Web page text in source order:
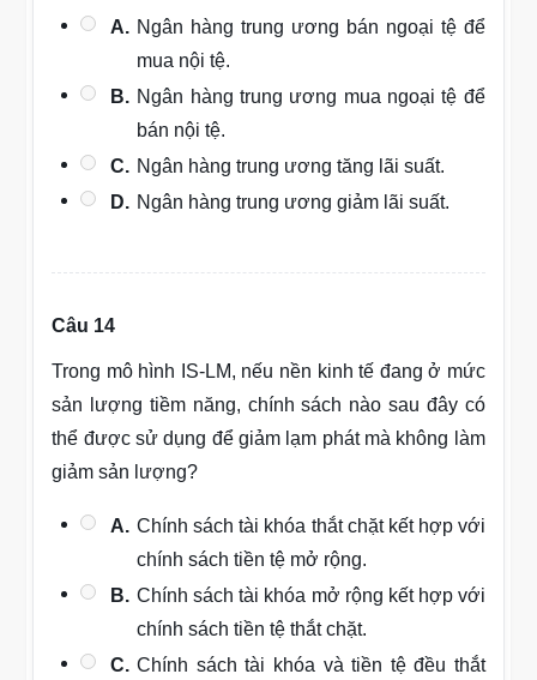
A. Ngân hàng trung ương bán ngoại tệ để
mua nội tệ.
B. Ngân hàng trung ương mua ngoại tệ để
bán nội tệ.
C. Ngân hàng trung ương tăng lãi suất.
D. Ngân hàng trung ương giảm lãi suất.
Câu 14
Trong mô hình IS-LM, nếu nền kinh tế đang ở mức
sản lượng tiềm năng, chính sách nào sau đây có
thể được sử dụng để giảm lạm phát mà không làm
giảm sản lượng?
A. Chính sách tài khóa thắt chặt kết hợp với
chính sách tiền tệ mở rộng.
B. Chính sách tài khóa mở rộng kết hợp với
chính sách tiền tệ thắt chặt.
C. Chính sách tài khóa và tiền tệ đều thắt